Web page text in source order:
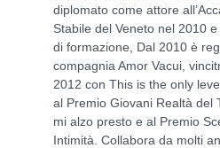
diplomato come attore
Stabile del Veneto nel 2010
di formazione, Dal 2010 è
compagnia Amor Vacui,
2012 con This is the only
al Premio Giovani Realtà del
mi alzo presto e al Premio
Intimità. Collabora da molti